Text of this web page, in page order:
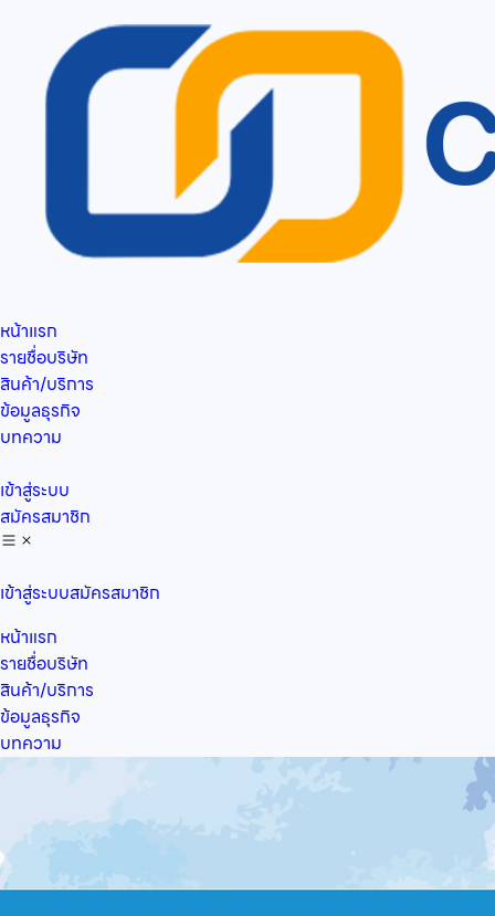
หน้าแรก
รายชื่อบริษัท
สินค้า/บริการ
ข้อมูลธุรกิจ
บทความ
เข้าสู่ระบบ
สมัครสมาชิก
เข้าสู่ระบบสมัครสมาชิก
หน้าแรก
รายชื่อบริษัท
สินค้า/บริการ
ข้อมูลธุรกิจ
บทความ